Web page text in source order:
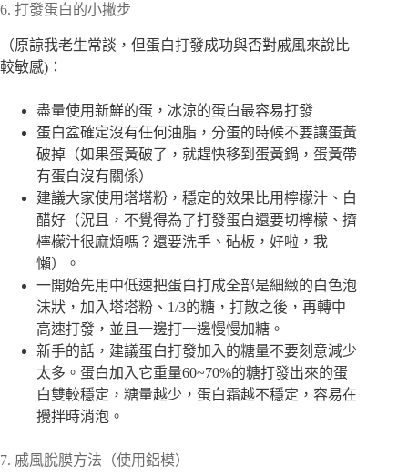
6. 打發蛋白的小撇步
（原諒我老生常談，但蛋白打發成功與否對戚風來說比
較敏感)：
盡量使用新鮮的蛋，冰涼的蛋白最容易打發
蛋白盆確定沒有任何油脂，分蛋的時候不要讓蛋黃
破掉（如果蛋黃破了，就趕快移到蛋黃鍋，蛋黃帶
有蛋白沒有關係）
建議大家使用塔塔粉，穩定的效果比用檸檬汁、白
醋好（況且，不覺得為了打發蛋白還要切檸檬、擠
檸檬汁很麻煩嗎？還要洗手、砧板，好啦，我
懶）。
一開始先用中低速把蛋白打成全部是細緻的白色泡
沫狀，加入塔塔粉、1/3的糖，打散之後，再轉中
高速打發，並且一邊打一邊慢慢加糖。
新手的話，建議蛋白打發加入的糖量不要刻意減少
太多。蛋白加入它重量60~70%的糖打發出來的蛋
白雙較穩定，糖量越少，蛋白霜越不穩定，容易在
攪拌時消泡。
7. 戚風脫膜方法（使用鋁模）